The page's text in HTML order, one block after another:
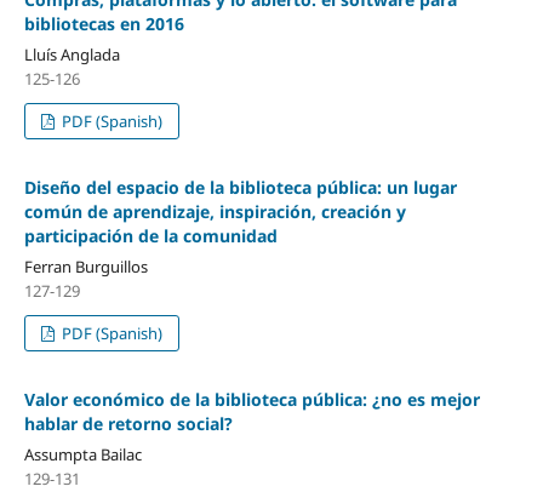
bibliotecas en 2016
Lluí­s Anglada
125-126
PDF (Spanish)
Diseño del espacio de la biblioteca pública: un lugar
común de aprendizaje, inspiración, creación y
participación de la comunidad
Ferran Burguillos
127-129
PDF (Spanish)
Valor económico de la biblioteca pública: ¿no es mejor
hablar de retorno social?
Assumpta Bailac
129-131